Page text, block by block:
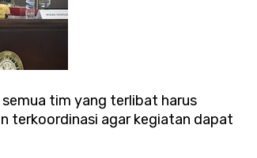
tim yang terlibat harus
terkoordinasi agar kegiatan dapat